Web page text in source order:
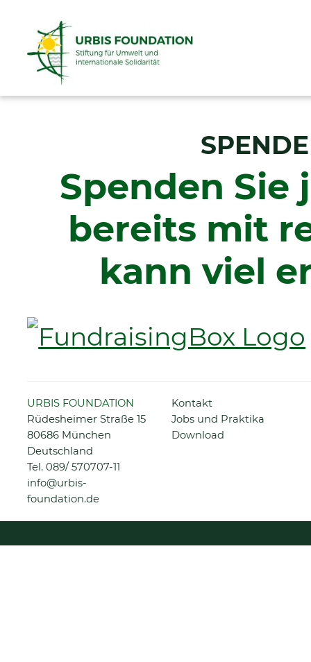
Spenden Sie
bereits mit
kann viel
URBIS FOUNDATION
Rüdesheimer Straße 15
80686 München
Deutschland
Tel.089/ 570707-11
info@urbis-
foundation.de
Navigation
überspringen
Kontakt
Jobs und Praktika
Download